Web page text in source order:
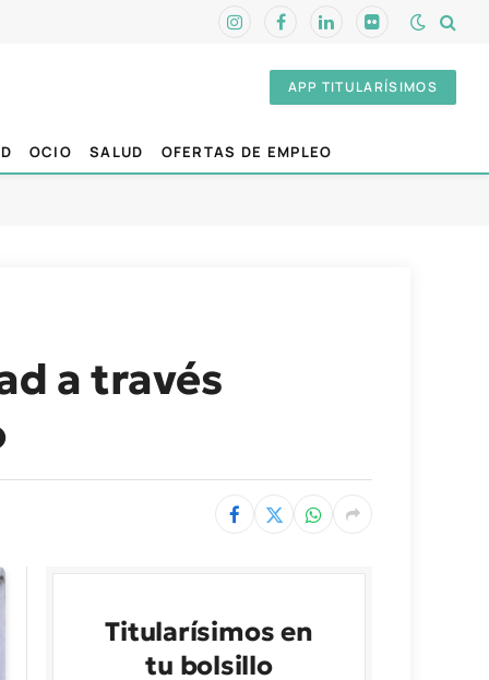
InstagramFacebookLinkedInFlickr
APP TITULARÍSIMOS
OCIO SALUD OFERTAS DE EMPLEO
a través
Titularísimos en
tu bolsillo